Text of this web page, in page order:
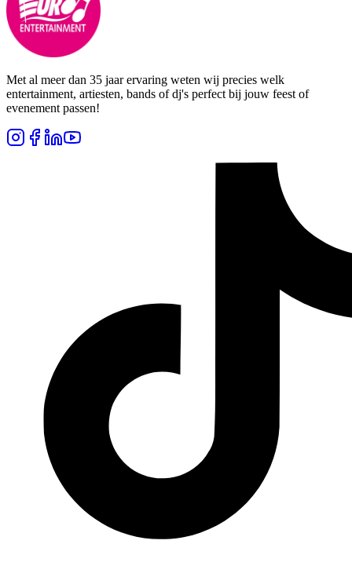
Met al meer dan 35 jaar ervaring weten wij precies welk
entertainment, artiesten, bands of dj's perfect bij jouw feest of
evenement passen!